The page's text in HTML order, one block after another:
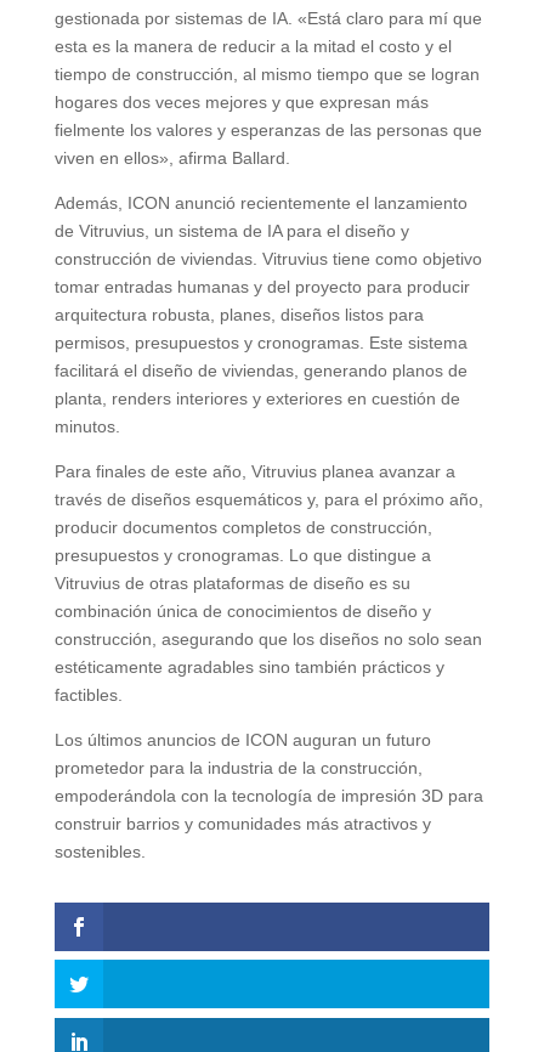
gestionada por sistemas de IA. «Está claro para mí que
esta es la manera de reducir a la mitad el costo y el
tiempo de construcción, al mismo tiempo que se logran
hogares dos veces mejores y que expresan más
fielmente los valores y esperanzas de las personas que
viven en ellos», afirma Ballard.
Además, ICON anunció recientemente el lanzamiento
de Vitruvius, un sistema de IA para el diseño y
construcción de viviendas. Vitruvius tiene como objetivo
tomar entradas humanas y del proyecto para producir
arquitectura robusta, planes, diseños listos para
permisos, presupuestos y cronogramas. Este sistema
facilitará el diseño de viviendas, generando planos de
planta, renders interiores y exteriores en cuestión de
minutos.
Para finales de este año, Vitruvius planea avanzar a
través de diseños esquemáticos y, para el próximo año,
producir documentos completos de construcción,
presupuestos y cronogramas. Lo que distingue a
Vitruvius de otras plataformas de diseño es su
combinación única de conocimientos de diseño y
construcción, asegurando que los diseños no solo sean
estéticamente agradables sino también prácticos y
factibles.
Los últimos anuncios de ICON auguran un futuro
prometedor para la industria de la construcción,
empoderándola con la tecnología de impresión 3D para
construir barrios y comunidades más atractivos y
sostenibles.